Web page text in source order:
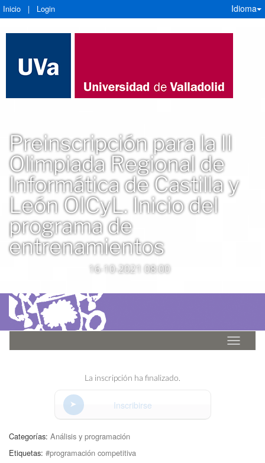
Inicio | Login Idioma
Preinscripción para la II
Olimpiada Regional de
Informática de Castilla y
León OICyL. Inicio del
programa de
entrenamientos
16-10-2021 08:00
Idioma
La inscripción ha finalizado.
Inscribirse
Categorías: Análisis y programación
Etiquetas: #programación competitiva